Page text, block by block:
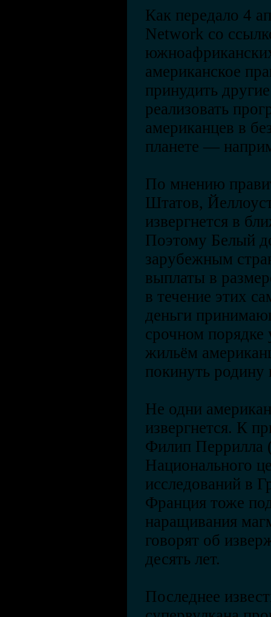
Как передало 4
Network со
американское
принудить
реализовать
американцев в
планете —
По мнению
Штатов,
извергнется в
Поэтому Белый
зарубежным
выплаты в
в течение этих
деньги
срочном порядке
жильём
покинуть
Не одни
извергнется. К
Филип Перрилла
Национального
исследований в
Франция тоже
наращивания
говорят об
десять лет.
Последнее